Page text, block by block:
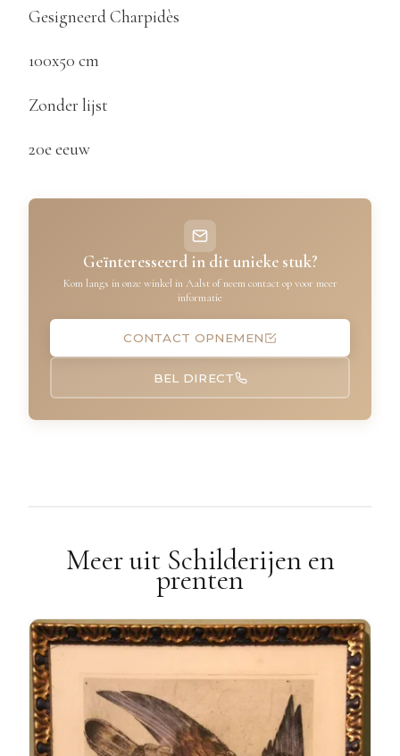
Gesigneerd Charpidès
100x50 cm
Zonder lijst
20e eeuw
Geïnteresseerd in dit unieke stuk?
Kom langs in onze winkel in Aalst of neem contact op voor meer
informatie
CONTACT OPNEMEN
BEL DIRECT
Meer uit Schilderijen en
prenten